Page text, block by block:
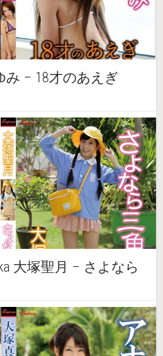
み – 18才のあえぎ
大塚聖月 – さよなら